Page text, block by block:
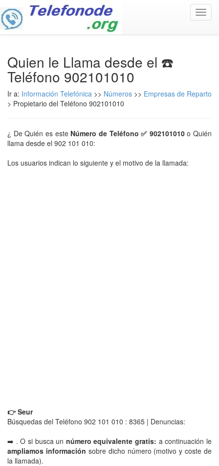
Quien le Llama desde el ☎️
Teléfono 902101010
Ir a: Información Telefónica >> Números >> Empresas de Reparto
> Propietario del Teléfono 902101010
¿ De Quién es este Número de Teléfono ✅ 902101010o Quién
llama desde el 902 101 010:
Los usuarios indican lo siguiente y el motivo de la llamada:
👉 Seur
Búsquedas del Teléfono 902 101 010 : 8365 | Denuncias:
➡️ . O si busca un número equivalente gratis: a continuación le
ampliamos información sobre dicho número (motivo y coste de
la llamada).